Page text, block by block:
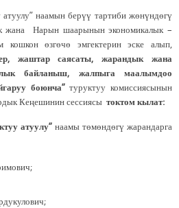
наамын берүү тартиби жөнүндөгү
жана Нарын шаарынын экономикалык –
кошкон өзгөчө эмгектерин эске алып,
жаштар саясаты, жарандык жана
байланыш, жалпыга маалымдоо
боюнча”туруктуу комиссиясынын
Кеңешинин сессиясы токтом кылат:
атуулу”наамы төмөндөгү жарандарга